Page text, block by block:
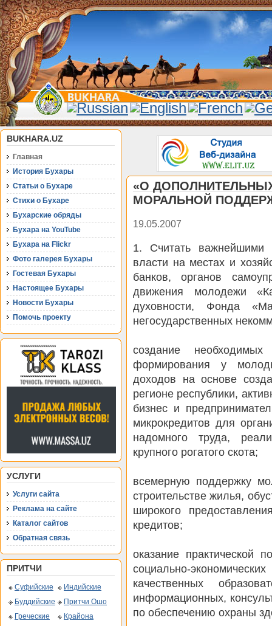
BUKHARA.UZ
Главная
История Бухары
Статьи о Бухаре
Стихи о Бухаре
Бухарские обряды
Бухара на YouTube
Бухара на Flickr
Фото галерея Бухары
Гостевая Бухары
Настоящее Бухары
Новости Бухары
Помочь проекту
УСЛУГИ
Услуги сайта
Реклама на сайте
Каталог сайтов
Обратная связь
ПРИТЧИ
Суфийские
Индийские
Буддийские
Притчи Ошо
Греческие
Крайона
«О
МОРАЛЬНОЙ
19.05.2007
1. Считать важнейшими
власти на местах и
банков, органов
движения молодежи
духовности, Фонда
негосударственных
создание
формирования у
доходов на основе
регионе республики,
бизнес и
микрокредитов для
надомного труда,
крупного рогатого скота;
всемерную поддержку
строительстве жилья,
широкого
кредитов;
оказание
социально-
качественных
информационных,
по обеспечению охраны